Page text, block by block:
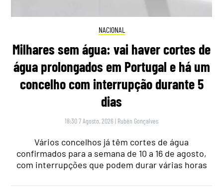
NACIONAL
Milhares sem água: vai haver cortes de
água prolongados em Portugal e há um
concelho com interrupção durante 5
dias
18:30 7 Agosto, 2026 | Rubén Gonçalves
Vários concelhos já têm cortes de água
confirmados para a semana de 10 a 16 de agosto,
com interrupções que podem durar várias horas